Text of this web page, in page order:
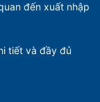
đến xuất nhập
tiết và đầy đủ